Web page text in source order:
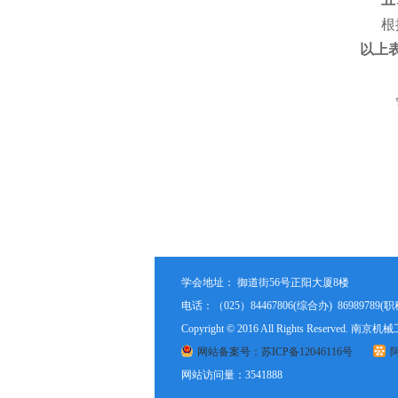
根
以上
学会地址： 御道街56号正阳大厦8楼
电话：（025）84467806(综合办) 86989789(
Copyright © 2016 All Rights Reserved. 南京机
网站备案号：苏ICP备12046116号
网站访问量：3541888